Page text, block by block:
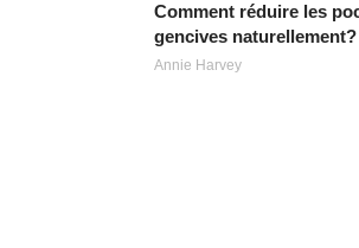
Comment réduire les
gencives naturellement?
Annie Harvey